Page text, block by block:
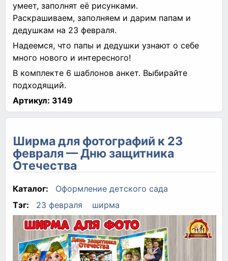
умеет, заполнят её рисунками.
Раскрашиваем, заполняем и дарим папам и
дедушкам на 23 февраля.
Надеемся, что папы и дедушки узнают о себе
много нового и интересного!
В комплекте 6 шаблонов анкет. Выбирайте
подходящий.
Артикул: 3149
Ширма для фотографий к 23
февраля — Дню защитника
Отечества
Каталог:
Оформление детского сада
Тэг:
23 февраля ширма